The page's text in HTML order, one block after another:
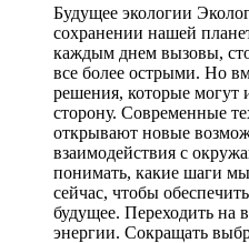
Будущее экологии
сохранении нашей
каждым днем вызовы,
все более острыми. Но
решения, которые могут
сторону. Современные
открывают новые
взаимодействия с
понимать, какие шаги
сейчас, чтобы
будущее. Переходить на
энергии. Сокращать